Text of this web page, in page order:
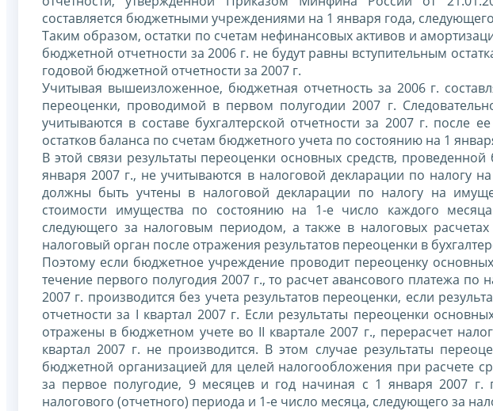
составляется бюджетными учреждениями на 1 января года,
Таким образом, остатки по счетам нефинансовых активов и
бюджетной отчетности за 2006 г. не будут равны вступительным
годовой бюджетной отчетности за 2007 г.
Учитывая вышеизложенное, бюджетная отчетность за 2006 г.
переоценки, проводимой в первом полугодии 2007 г.
учитываются в составе бухгалтерской отчетности за 2007 г. после
остатков баланса по счетам бюджетного учета по состоянию на 1
В этой связи результаты переоценки основных средств,
января 2007 г., не учитываются в налоговой декларации по налогу
должны быть учтены в налоговой декларации по налогу на
стоимости имущества по состоянию на 1-е число каждого
следующего за налоговым периодом, а также в налоговых
налоговый орган после отражения результатов переоценки в
Поэтому если бюджетное учреждение проводит переоценку
течение первого полугодия 2007 г., то расчет авансового платежа по
2007 г. производится без учета результатов переоценки, если
отчетности за I квартал 2007 г. Если результаты переоценки
отражены в бюджетном учете во II квартале 2007 г., перерасчет
квартал 2007 г. не производится. В этом случае результаты
бюджетной организацией для целей налогообложения при расчете
за первое полугодие, 9 месяцев и год начиная с 1 января 2007
налогового (отчетного) периода и 1-е число месяца, следующего за